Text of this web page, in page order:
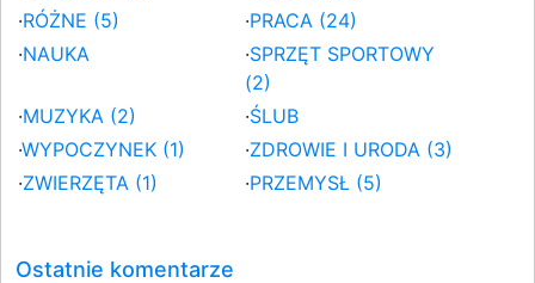
·RÓŻNE (5) ·PRACA (24)
·NAUKA ·SPRZĘT SPORTOWY
(2)
·MUZYKA (2) ·ŚLUB
·WYPOCZYNEK (1) ·ZDROWIE I URODA (3)
·ZWIERZĘTA (1) ·PRZEMYSŁ (5)
Ostatnie komentarze